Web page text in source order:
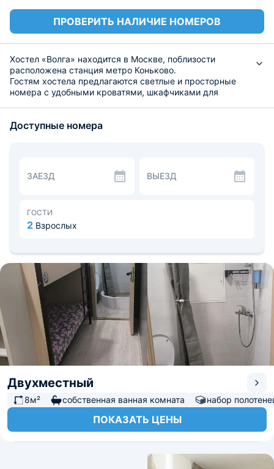
ПРОВЕРИТЬ НАЛИЧИЕ НОМЕРОВ
Хостел «Волга» находится в Москве, поблизости
расположена станция метро Коньково.
Гостям хостела предлагаются светлые и просторные
номера с удобными кроватями, шкафчиками для
блюда, для этого есть все необходимое. В округе
Доступные номера
ЗАЕЗД ВЫЕЗД
ГОСТИ
2 Взрослых
Двухместный
8м² собственная ванная комната набор
ПОКАЗАТЬ ЦЕНЫ